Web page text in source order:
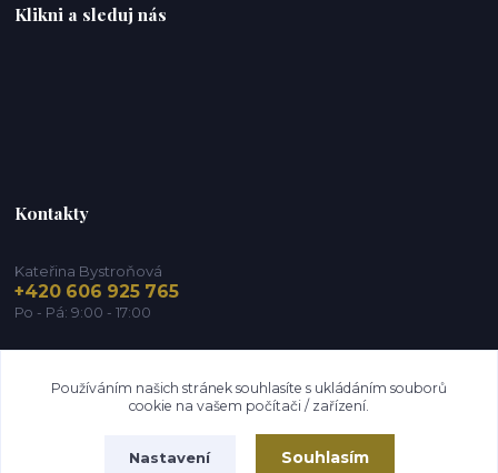
Klikni a sleduj nás
Kontakty
Kateřina Bystroňová
+420 606 925 765
Po - Pá: 9:00 - 17:00
Používáním našich stránek souhlasíte s ukládáním souborů
cookie na vašem počítači / zařízení.
Nastavení Souhlasím